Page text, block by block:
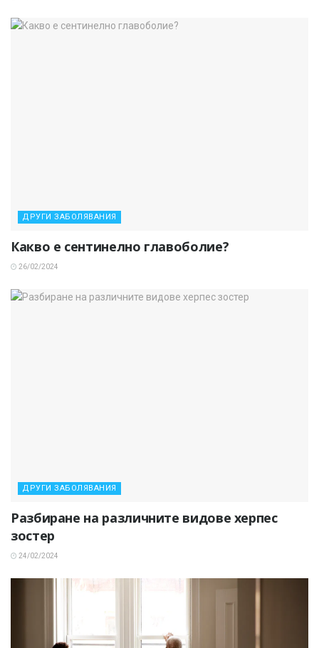
ДРУГИ ЗАБОЛЯВАНИЯ
Какво е сентинелно главоболие?
26/02/2024
ДРУГИ ЗАБОЛЯВАНИЯ
Разбиране на различните видове херпес
зостер
24/02/2024